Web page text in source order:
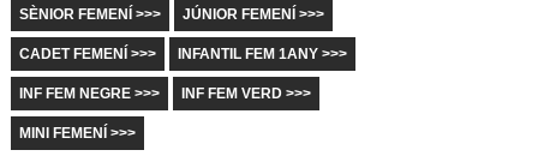
SÈNIOR FEMENÍ >>> JÚNIOR FEMENÍ >>>
CADET FEMENÍ >>> INFANTIL FEM 1ANY >>>
INF FEM NEGRE >>> INF FEM VERD >>>
MINI FEMENÍ >>>